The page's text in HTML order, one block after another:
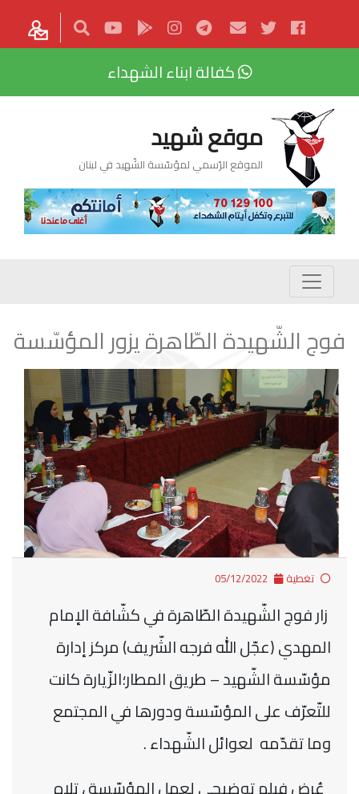
كفالة ابناء الشهداء
موقع شهيد
الموقع الرّسمي لمؤسّسة الشّهيد في لبنان
فوج الشّهيدة الطّاهرة يزور المؤسّسة
تغطية
زار فوج الشّهيدة الطّاهرة في كشّافة الإمام
المهدي (عجّل الله فرجه الشّريف) مركز إدارة
مؤسّسة الشّهيد – طريق المطار؛الزّيارة كانت
للتّعرّف على المؤسّسة ودورها في المجتمع
وما تقدّمه لعوائل الشّهداء .